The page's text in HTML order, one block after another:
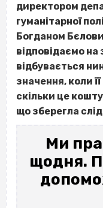
директором
гуманітарної
Богданом
відповідаємо
відбувається
значення, коли
скільки це
що зберегла
Ми
щодня.